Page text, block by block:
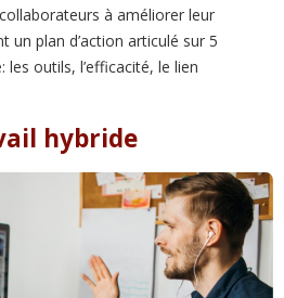
à améliorer leur
un plan d’action articulé sur 5
outils, l’efficacité, le lien
hybride